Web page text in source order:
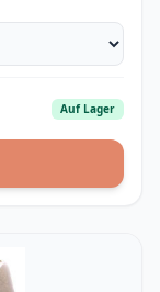
Auf Lager